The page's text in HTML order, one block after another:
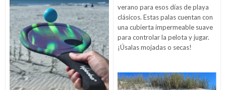
verano para esos días de playa
clásicos. Estas palas cuentan con
una cubierta impermeable suave
para controlar la pelota y jugar.
¡Úsalas mojadas o secas!